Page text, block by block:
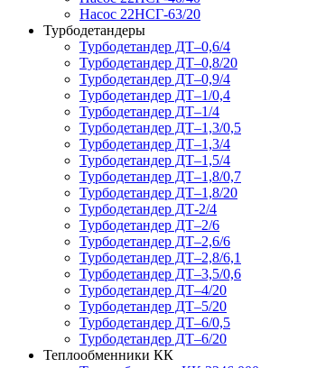
Насос 22НСГ-63/20
Турбодетандеры
Турбодетандер ДТ–0,6/4
Турбодетандер ДТ–0,8/20
Турбодетандер ДТ–0,9/4
Турбодетандер ДТ–1/0,4
Турбодетандер ДТ–1/4
Турбодетандер ДТ–1,3/0,5
Турбодетандер ДТ–1,3/4
Турбодетандер ДТ–1,5/4
Турбодетандер ДТ–1,8/0,7
Турбодетандер ДТ–1,8/20
Турбодетандер ДТ-2/4
Турбодетандер ДТ–2/6
Турбодетандер ДТ–2,6/6
Турбодетандер ДТ–2,8/6,1
Турбодетандер ДТ–3,5/0,6
Турбодетандер ДТ–4/20
Турбодетандер ДТ–5/20
Турбодетандер ДТ–6/0,5
Турбодетандер ДТ–6/20
Теплообменники КК